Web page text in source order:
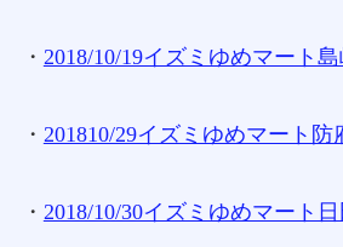
・ 2018/10/19イズミゆめマート
・ 201810/29イズミゆめマート
・ 2018/10/30イズミゆめマート